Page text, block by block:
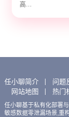
高...
任小聊简介 问题
网站地图
热门
任小聊基于私有化部署
敏感数据零泄漏场景,重